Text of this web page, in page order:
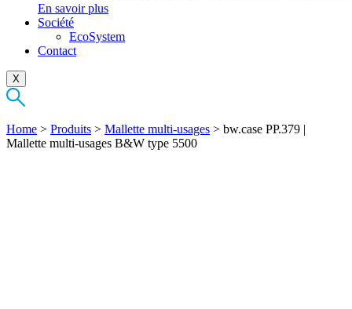
En savoir plus
Société
EcoSystem
Contact
X
Home > Produits > Mallette multi-usages > bw.case PP.379 |
Mallette multi-usages B&W type 5500